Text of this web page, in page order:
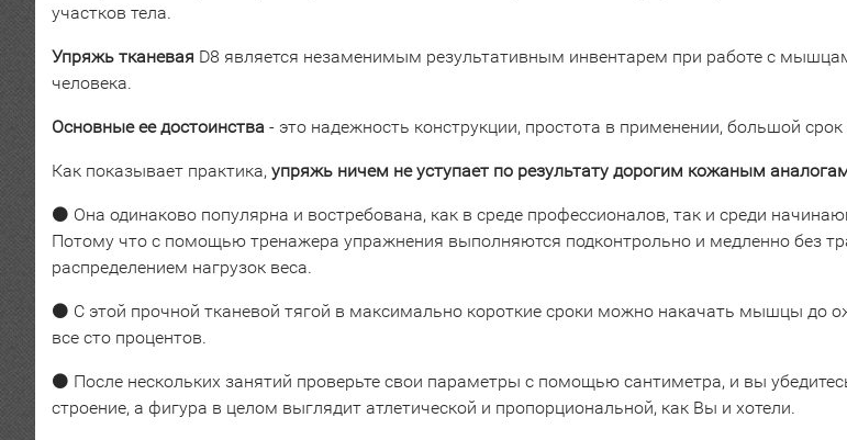
участков тела.
Упряжь тканевая D8 является незаменимым результативным инвентарем при работе с
человека.
Основные ее достоинства - это надежность конструкции, простота в применении, большой
Как показывает практика, упряжь ничем не уступает по результату дорогим кожаным
⚫ Она одинаково популярна и востребована, как в среде профессионалов, так и среди
Потому что с помощью тренажера упражнения выполняются подконтрольно и медленно без
распределением нагрузок веса.
⚫ С этой прочной тканевой тягой в максимально короткие сроки можно накачать мышцы до
все сто процентов.
⚫ После нескольких занятий проверьте свои параметры с помощью сантиметра, и вы
строение, а фигура в целом выглядит атлетической и пропорциональной, как Вы и хотели.